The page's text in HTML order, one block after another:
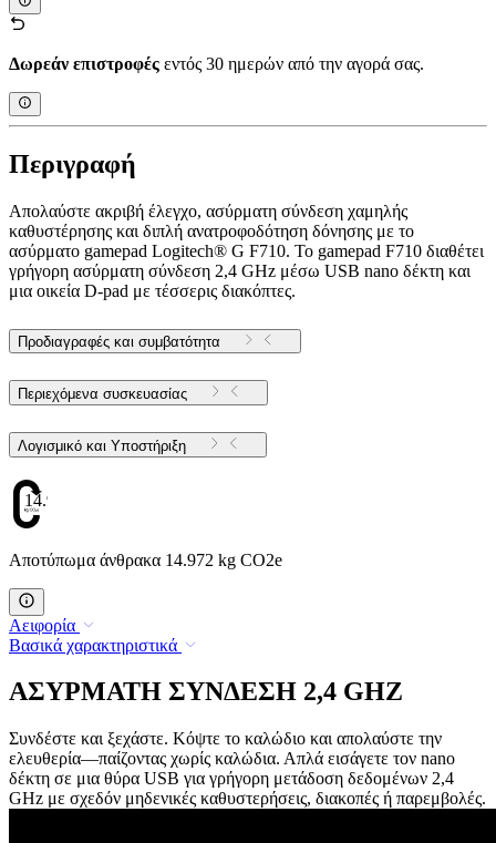
Δωρεάν επιστροφές εντός 30 ημερών από την αγορά σας.
Περιγραφή
Απολαύστε ακριβή έλεγχο, ασύρματη σύνδεση χαμηλής
καθυστέρησης και διπλή ανατροφοδότηση δόνησης με το
ασύρματο gamepad Logitech® G F710. Το gamepad F710 διαθέτει
γρήγορη ασύρματη σύνδεση 2,4 GHz μέσω USB nano δέκτη και
μια οικεία D-pad με τέσσερις διακόπτες.
Προδιαγραφές και συμβατότητα
Περιεχόμενα συσκευασίας
Λογισμικό και Υποστήριξη
14.972
Αποτύπωμα άνθρακα 14.972 kg CO2e
Αειφορία
Βασικά χαρακτηριστικά
ΑΣΥΡΜΑΤΗ ΣΥΝΔΕΣΗ 2,4 GHZ
Συνδέστε και ξεχάστε. Κόψτε το καλώδιο και απολαύστε την
ελευθερία—παίζοντας χωρίς καλώδια. Απλά εισάγετε τον nano
δέκτη σε μια θύρα USB για γρήγορη μετάδοση δεδομένων 2,4
GHz με σχεδόν μηδενικές καθυστερήσεις, διακοπές ή παρεμβολές.